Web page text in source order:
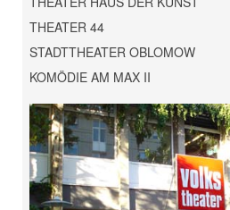
THEATER 44
STADTTHEATER OBLOMOW
KOMÖDIE AM MAX II